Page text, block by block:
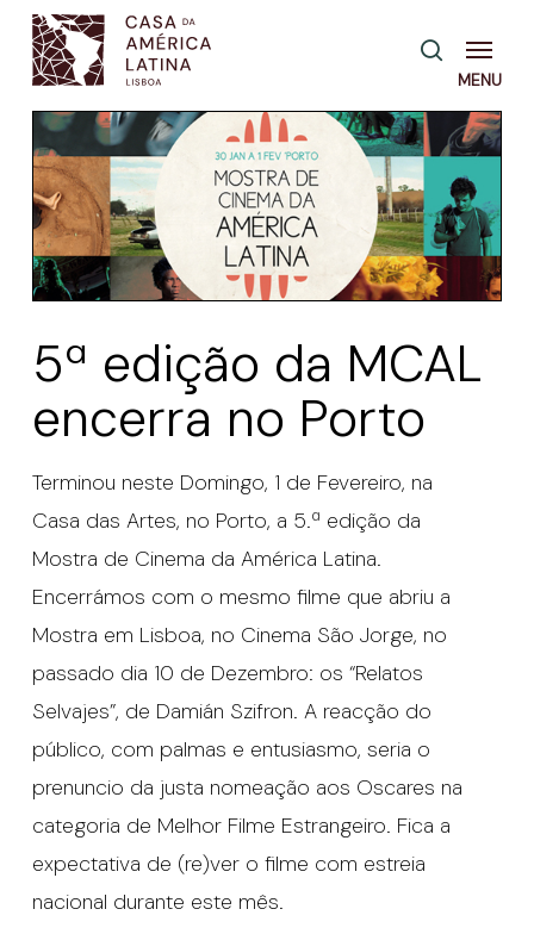
Skip
main
content
pesquisa
Menu
5ª edição da MCAL
encerra no Porto
Terminou neste Domingo, 1 de Fevereiro, na
Casa das Artes, no Porto, a 5.ª edição da
Mostra de Cinema da América Latina.
Encerrámos com o mesmo filme que abriu a
Mostra em Lisboa, no Cinema São Jorge, no
passado dia 10 de Dezembro: os “Relatos
Selvajes”, de Damián Szifron. A reacção do
público, com palmas e entusiasmo, seria o
prenuncio da justa nomeação aos Oscares na
categoria de Melhor Filme Estrangeiro. Fica a
expectativa de (re)ver o filme com estreia
nacional durante este mês.